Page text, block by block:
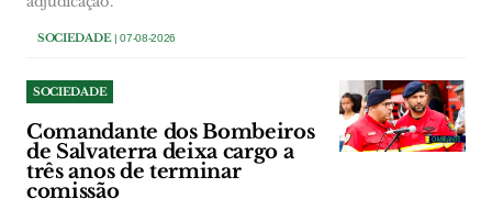
SOCIEDADE| 07-08-2026
SOCIEDADE
Comandante dos Bombeiros
de Salvaterra deixa cargo a
três anos de terminar
comissão